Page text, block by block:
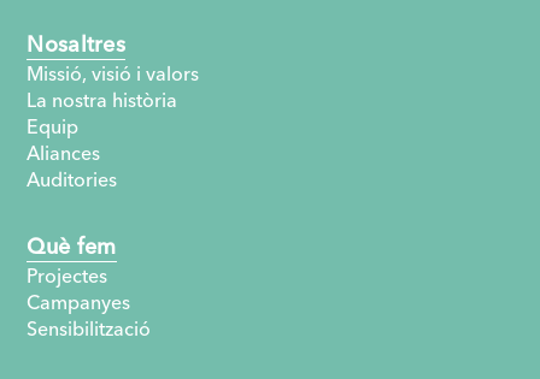
Nosaltres
Missió, visió i valors
La nostra història
Equip
Aliances
Auditories
Què fem
Projectes
Campanyes
Sensibilització